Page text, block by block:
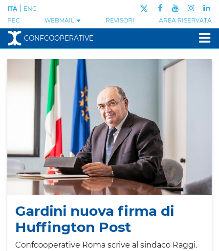
PEC WEBMAIL REVISORI AREA RISERVATA
ITA ENG
CONFCOOPERATIVE
Gardini nuova firma di
Huffington Post
Confcooperative Roma scrive al sindaco Raggi.